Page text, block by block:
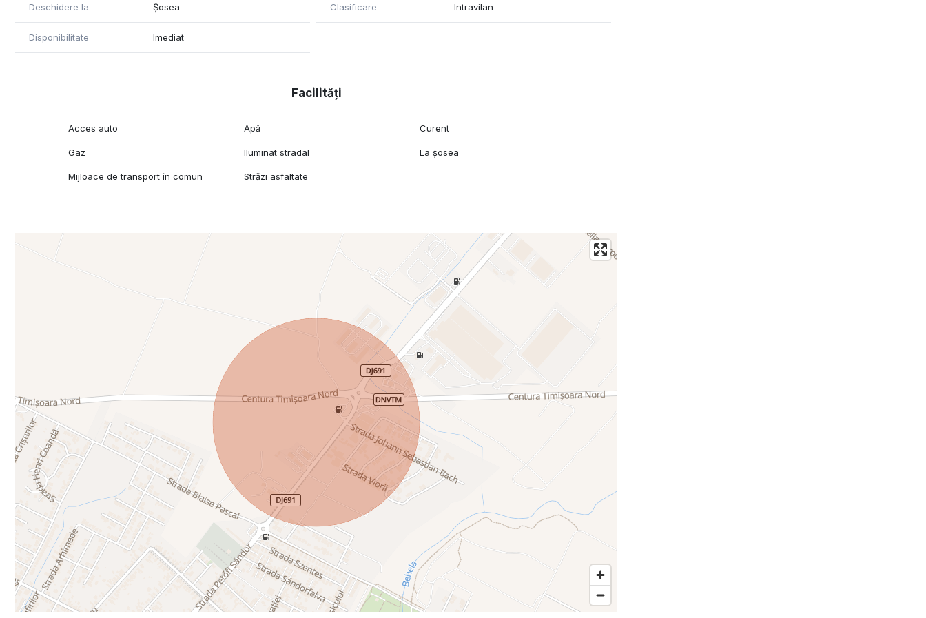
Deschidere la Șosea Clasificare Intravilan
Disponibilitate Imediat
Facilități
Acces auto Apă Curent
Gaz Iluminat stradal La șosea
Mijloace de transport în comun Străzi asfaltate